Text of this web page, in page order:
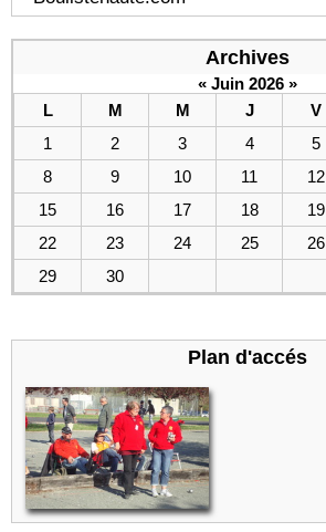
Archives
« Juin 2026 »
L
M M J V
1
2 3 4 5
8
9 10 11 12
15
16 17 18 19
22
23 24 25 26
29
30
Plan d'accés